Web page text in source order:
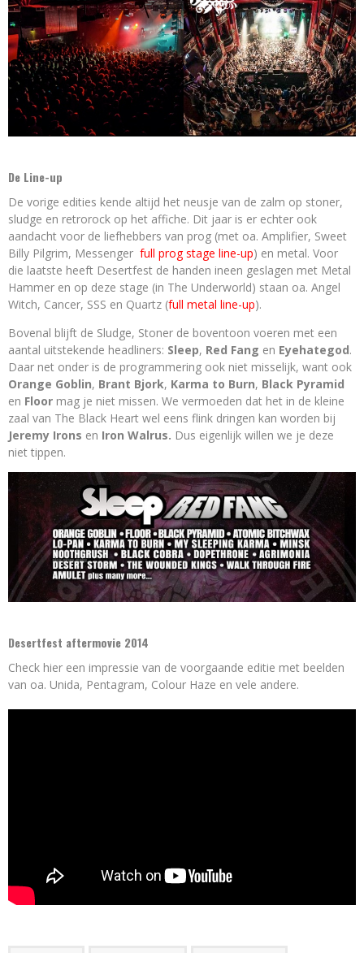
De Line-up
De vorige edities kende altijd het neusje van de zalm op stoner,
sludge en retrorock op het affiche. Dit jaar is er echter ook
aandacht voor de liefhebbers van prog (met oa. Amplifier, Sweet
Billy Pilgrim, Messenger full prog stage line-up) en metal. Voor
die laatste heeft Desertfest de handen ineen geslagen met Metal
Hammer en op deze stage (in The Underworld) staan oa. Angel
Witch, Cancer, SSS en Quartz (full metal line-up).
Bovenal blijft de Sludge, Stoner de boventoon voeren met een
aantal uitstekende headliners: Sleep, Red Fang en Eyehategod.
Daar net onder is de programmering ook niet misselijk, want ook
Orange Goblin, Brant Bjork, Karma to Burn, Black Pyramid
en Floor mag je niet missen. We vermoeden dat het in de kleine
zaal van The Black Heart wel eens flink dringen kan worden bij
Jeremy Irons en Iron Walrus. Dus eigenlijk willen we je deze
niet tippen.
Desertfest aftermovie 2014
Check hier een impressie van de voorgaande editie met beelden
van oa. Unida, Pentagram, Colour Haze en vele andere.